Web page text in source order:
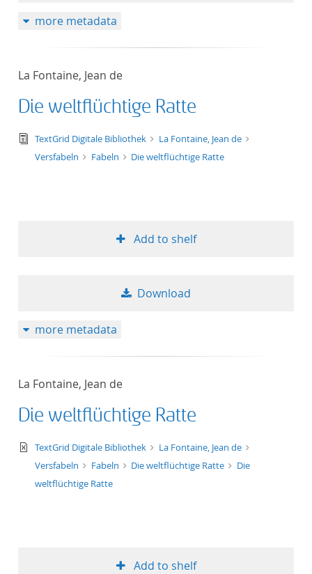
more metadata
La Fontaine, Jean de
Die weltflüchtige Ratte
text/tg.edition+tg.aggregation+xml
TextGrid Digitale Bibliothek
La Fontaine, Jean de
Versfabeln
Fabeln Die weltflüchtige Ratte
Add to shelf
Download
more metadata
La Fontaine, Jean de
Die weltflüchtige Ratte
text/xml
TextGrid Digitale Bibliothek
La Fontaine, Jean de
Versfabeln
Fabeln Die weltflüchtige Ratte
Die
weltflüchtige Ratte
Add to shelf